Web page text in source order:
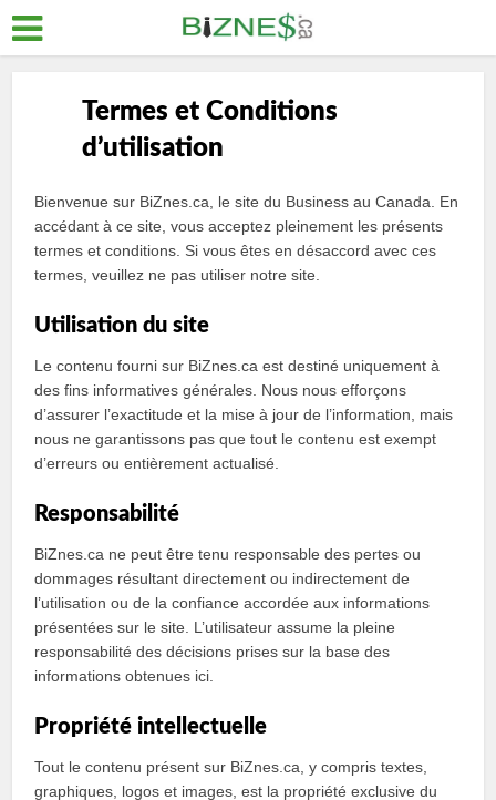
Termes et Conditions
d’utilisation
Bienvenue sur BiZnes.ca, le site du Business au Canada. En
accédant à ce site, vous acceptez pleinement les présents
termes et conditions. Si vous êtes en désaccord avec ces
termes, veuillez ne pas utiliser notre site.
Utilisation du site
Le contenu fourni sur BiZnes.ca est destiné uniquement à
des fins informatives générales. Nous nous efforçons
d’assurer l’exactitude et la mise à jour de l’information, mais
nous ne garantissons pas que tout le contenu est exempt
d’erreurs ou entièrement actualisé.
Responsabilité
BiZnes.ca ne peut être tenu responsable des pertes ou
dommages résultant directement ou indirectement de
l’utilisation ou de la confiance accordée aux informations
présentées sur le site. L’utilisateur assume la pleine
responsabilité des décisions prises sur la base des
informations obtenues ici.
Propriété intellectuelle
Tout le contenu présent sur BiZnes.ca, y compris textes,
graphiques, logos et images, est la propriété exclusive du